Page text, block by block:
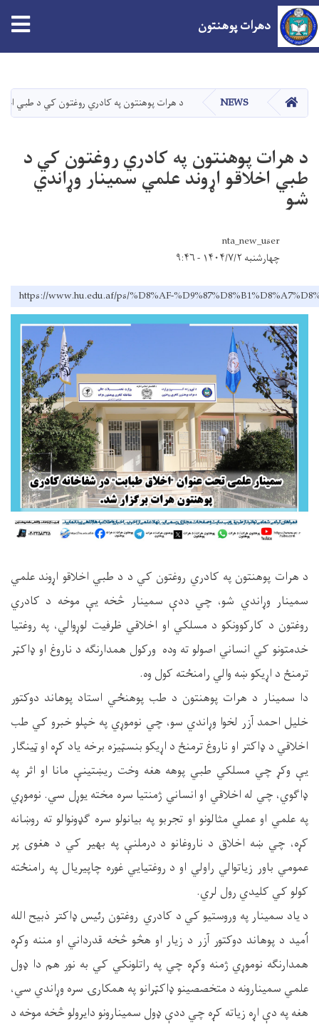
دانګل
دهرات پوهنتون
کور NEWS د هرات پوهنتون په کادري روغتون کي د طبي
د هرات پوهنتون په کادري روغتون کي د
طبي اخلاقو اړوند علمي سمينار وړاندي
شو
nta_new_user
چهارشنبه ۱۴۰۴/۷/۲ - ۹:۴۶
https://www.hu.edu.af/ps/%D8%AF-
د هرات پوهنتون په کادري روغتون کي د د طبي اخلاقو اړوند علمي
سمینار وړاندي شو، چي ددې سمينار څخه يې موخه د کادري
روغتون د کارکوونکو د مسلکي او اخلاقي ظرفيت لوړوالي، په روغتیا
خدمتونو کي انساني اصولو ته وده ورکول همدارنګه د ناروغ او ډاکټر
ترمنځ د اړیکو ښه والي رامنځته کول وه.
دا سمینار د هرات پوهنتون د طب پوهنځي استاد پوهاند دوکتور
خلیل احمد آزر لخوا وړاندي سو، چي نوموړي په خپلو خبرو کي طب
اخلاقي د ډاکتر او ناروغ ترمنځ د اړیکو بنسټیزه برخه ياد کړه او ټینګار
یې وکړ چي مسلکي طبي پوهه هغه وخت ریښتینې مانا او اثر په
ډاګوي، چي له اخلاقي او انساني ژمنتيا سره مخته يوړل سي. نوموړي
په علمي او عملي مثالونو او تجربو په بیانولو سره ګډونوالو ته روښانه
کړه، چي ښه اخلاق د ناروغانو د درملنې په بهیر کي د هغوی پر
عمومي باور زیاتوالي راولي او د روغتیايي غوره چاپیریال په رامنځته
کولو کي کلیدي رول لري.
د ياد سمينار په وروستيو کي د کادري روغتون رئیس ډاکتر ذبیح الله
اُمید د پوهاند دوکتور آزر د زيار او هڅو څخه قدرداني او مننه وکړه
همدارنګه نوموړي ژمنه وکړه چي په راتلونکي کي به نور هم دا ډول
علمي سمينارونه د متخصصینو ډاکټرانو په همکارۍ سره وړاندي سي،
هغه په دې اړه زياته کړه چي ددې ډول سمينارونو دايرولو څخه موخه د